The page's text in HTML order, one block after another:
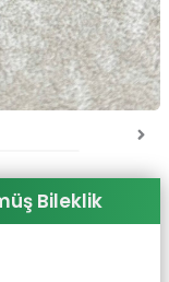
Bileklik